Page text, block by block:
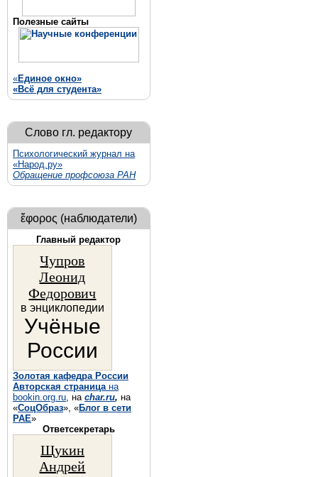
Полезные сайты
«Единое окно»
«Всё для студента»
Слово гл. редактору
Психологический журнал на
«Народ.ру»
Обращение профсоюза РАН
ἔφορος (наблюдатели)
Главный редактор
Чупров
Леонид
Федорович
в энциклопедии
Учёные
России
Золотая кафедра России
Авторская страница на
bookin.org.ru , на char.ru, на
«СоцОбраз», «Блог в сети
РАЕ»
Ответсекретарь
Щукин
Андрей